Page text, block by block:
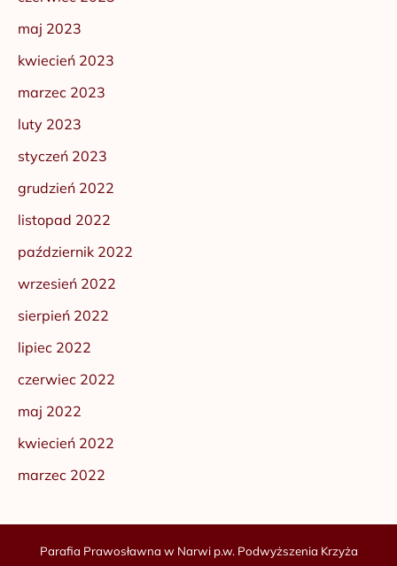
maj 2023
kwiecień 2023
marzec 2023
luty 2023
styczeń 2023
grudzień 2022
listopad 2022
październik 2022
wrzesień 2022
sierpień 2022
lipiec 2022
czerwiec 2022
maj 2022
kwiecień 2022
marzec 2022
Parafia Prawosławna w Narwi p.w. Podwyższenia Krzyża